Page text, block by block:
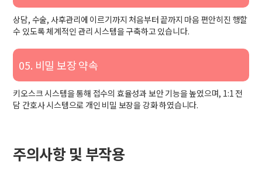
상담, 수술, 사후관리에 이르기까지 처음부터 끝까지 마음 편안히진 행할
수 있도록 체계적인 관리 시스템을 구축하고 있습니다.
05. 비밀 보장 약속
키오스크 시스템을 통해 접수의 효율성과 보안 기능을 높였으며, 1:1 전
담 간호사 시스템으로 개인 비밀 보장을 강화 하였습니다.
주의사항 및 부작용